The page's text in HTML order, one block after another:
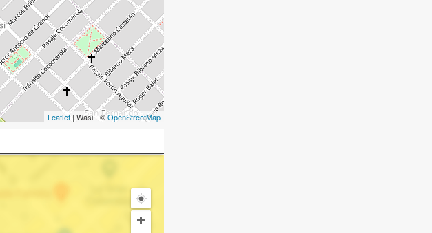
Leaflet | Wasi - ©OpenStreetMap